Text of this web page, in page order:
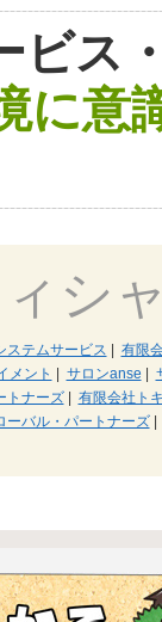
ビス
に意
シ
ステムサービス
有限
メント サロンanse
トナーズ|
有限会社ト
ーバル・パートナーズ|